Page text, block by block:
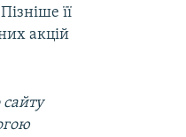
її
акцій